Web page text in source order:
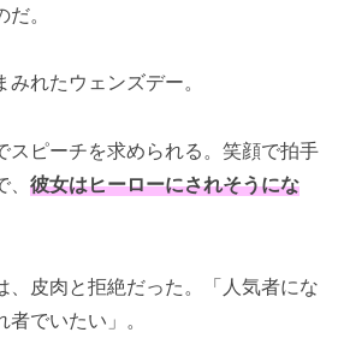
だ。
れたウェンズデー。
スピーチを求められる。笑顔で拍手
彼女はヒーローにされそうにな
、皮肉と拒絶だった。「人気者にな
でいたい」。